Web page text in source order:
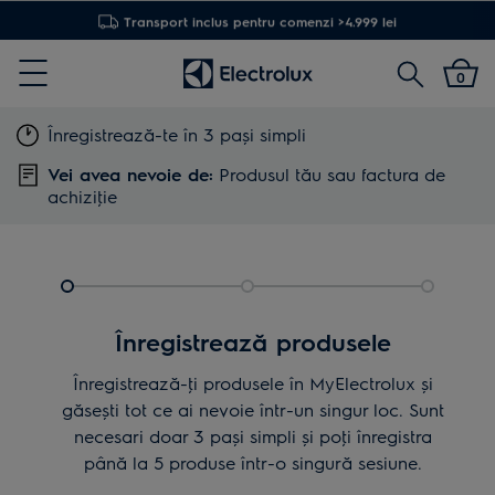
Transport inclus pentru comenzi >4.999 lei
Menu
Cautare0
Înregistrează-te în 3 pași simpli
Vei avea nevoie de: Produsul tău sau factura de
achiziţie
Înregistrează produsele
Înregistrează-ţi produsele în MyElectrolux și
găsești tot ce ai nevoie într-un singur loc. Sunt
necesari doar 3 pași simpli și poţi înregistra
până la 5 produse într-o singură sesiune.